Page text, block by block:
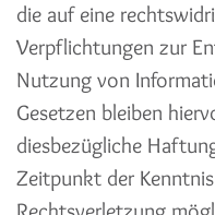
die auf eine
Verpflichtungen zur
Nutzung von
Gesetzen bleiben
diesbezügliche
Zeitpunkt der